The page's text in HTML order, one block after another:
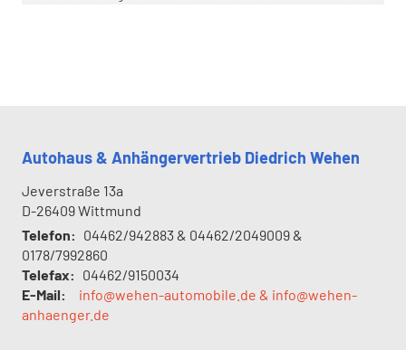
Autohaus & Anhängervertrieb Diedrich Wehen
Jeverstraße 13a
D-26409Wittmund
Telefon: 04462/942883 & 04462/2049009 &
0178/7992860
Telefax: 04462/9150034
E-Mail:
info@wehen-automobile.de & info@wehen-
anhaenger.de